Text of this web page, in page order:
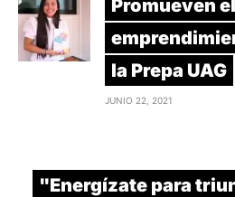
Promueven el
la Prepa UAG
JUNIO 22, 2021
"Energízate para